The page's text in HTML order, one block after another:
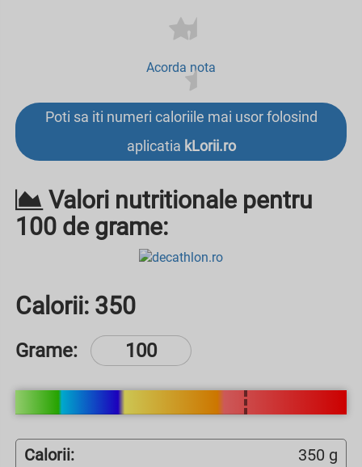
Acorda nota
Poti sa iti numeri caloriile mai usor folosind
aplicatia kLorii.ro
Valori nutritionale pentru
100 de grame:
Calorii: 350
Grame:
Calorii:
350 g